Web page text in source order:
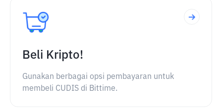
Beli Kripto!
Gunakan berbagai opsi pembayaran untuk
membeli CUDIS di Bittime.